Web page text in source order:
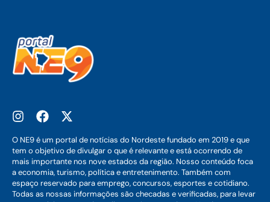
O NE9 é um portal de notícias do Nordeste fundado em 2019 e que
tem o objetivo de divulgar o que é relevante e está ocorrendo de
mais importante nos nove estados da região. Nosso conteúdo foca
a economia, turismo, política e entretenimento. Também com
espaço reservado para emprego, concursos, esportes e cotidiano.
Todas as nossas informações são checadas e verificadas, para levar